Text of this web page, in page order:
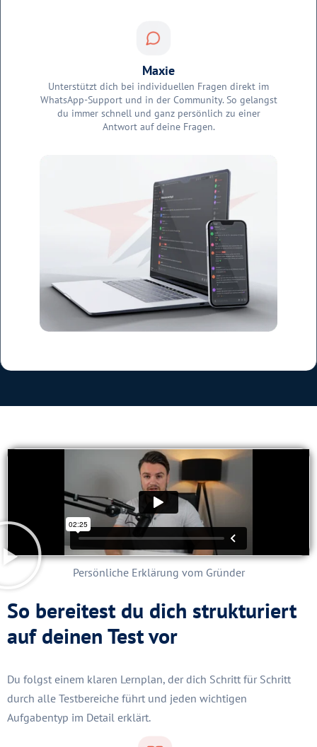
Maxie
Unterstützt dich bei individuellen Fragen direkt im
WhatsApp-Support und in der Community. So gelangst
du immer schnell und ganz persönlich zu einer
Antwort auf deine Fragen.
Persönliche Erklärung vom Gründer
So bereitest du dich strukturiert
auf deinen Test vor
Du folgst einem klaren Lernplan, der dich Schritt für Schritt
durch alle Testbereiche führt und jeden wichtigen
Aufgabentyp im Detail erklärt.